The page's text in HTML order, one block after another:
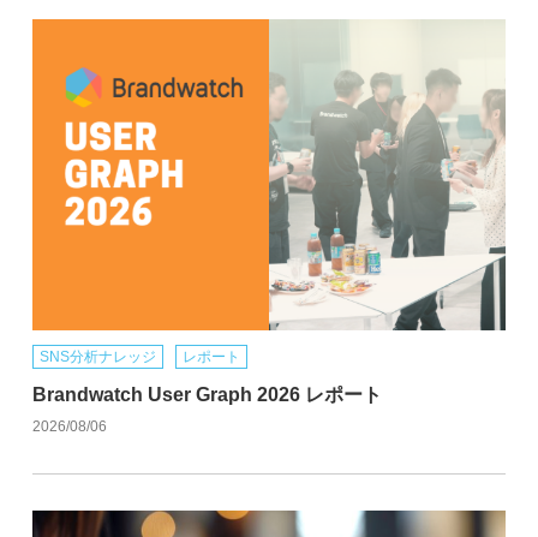
SNS分析ナレッジ レポート
Brandwatch User Graph 2026 レポート
2026/08/06